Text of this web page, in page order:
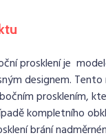
prosklení je
designem.
prosklením,
kompletního
brání